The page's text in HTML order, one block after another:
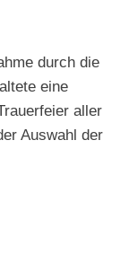
durch die
eine
aller
Auswahl der